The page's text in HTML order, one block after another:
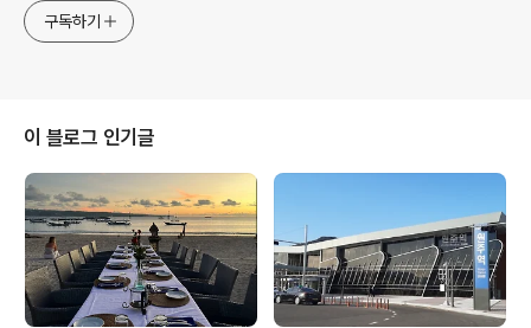
구독하기
이 블로그 인기글